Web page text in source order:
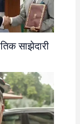
साझेदारी